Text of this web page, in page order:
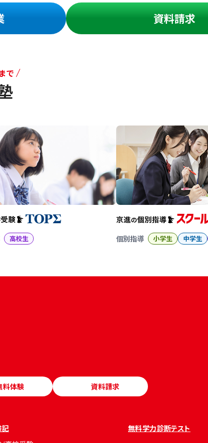
資料請求
で
高校生 個別指導 小学生 中学生
料体験 資料請求
記
無料学力診断テスト